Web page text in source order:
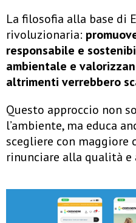
La filosofia alla base di
rivoluzionaria:
responsabile e
ambientale e
altrimenti verrebbero
Questo approccio non
l’ambiente, ma educa
scegliere con maggiore
rinunciare alla qualità e